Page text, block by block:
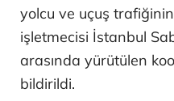
yolcu ve uçuş
işletmecisi İstanbul
arasında yürütülen
bildirildi.